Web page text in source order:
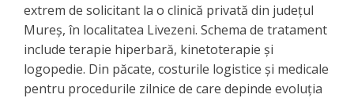
extrem de solicitant la o clinică privată din județul
Mureș, în localitatea Livezeni. Schema de tratament
include terapie hiperbară, kinetoterapie și
logopedie. Din păcate, costurile logistice și medicale
pentru procedurile zilnice de care depinde evoluția